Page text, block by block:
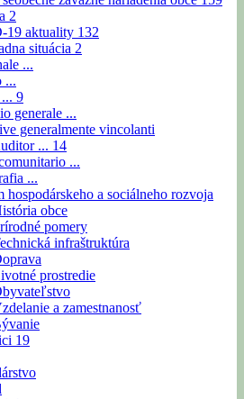
2
19 aktuality 132
situácia 2
...
...
9
generale ...
generalmente vincolanti
... 14
...
...
hospodárskeho a sociálneho rozvoja
obce
pomery
infraštruktúra
prostredie
a zamestnanosť
19